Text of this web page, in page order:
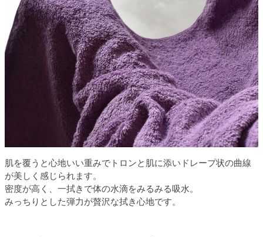
肌を覆うと心地いい重みでトロンと肌に添いドレープ状の曲線
が美しく感じられます。
密度が高く、一拭きで体の水滴をみるみる吸水。
みっちりとした弾力が贅沢な拭き心地です。